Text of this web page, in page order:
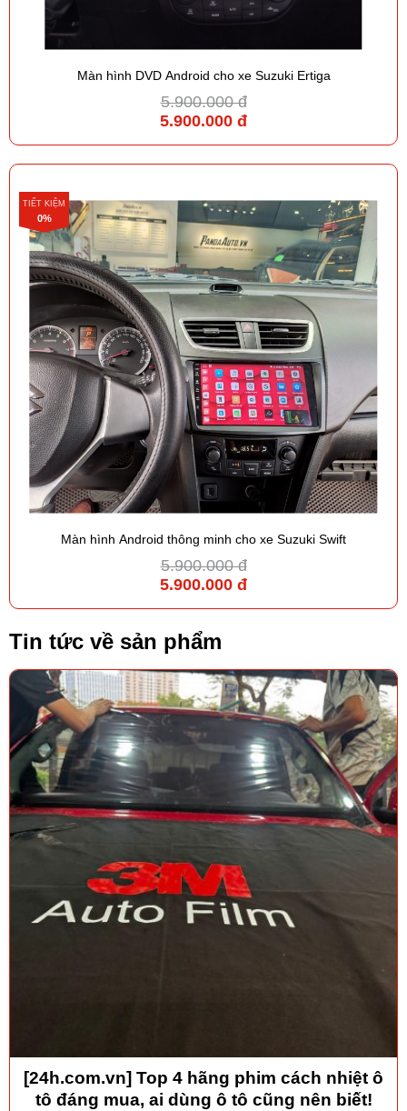
Màn hình DVD Android cho xe Suzuki Ertiga
5.900.000 đ
5.900.000 đ
TIẾT KIỆM
0%
Màn hình Android thông minh cho xe Suzuki Swift
5.900.000 đ
5.900.000 đ
Tin tức về sản phẩm
[24h.com.vn] Top 4 hãng phim cách nhiệt ô
tô đáng mua, ai dùng ô tô cũng nên biết!